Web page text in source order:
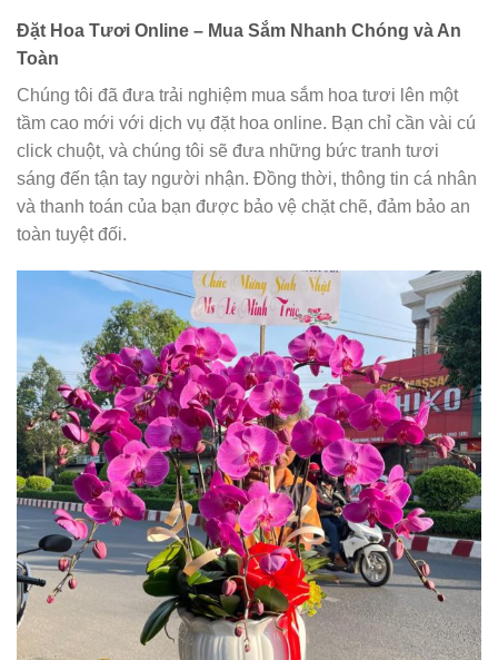
Đặt Hoa Tươi Online – Mua Sắm Nhanh Chóng và An
Toàn
Chúng tôi đã đưa trải nghiệm mua sắm hoa tươi lên một
tầm cao mới với dịch vụ đặt hoa online. Bạn chỉ cần vài cú
click chuột, và chúng tôi sẽ đưa những bức tranh tươi
sáng đến tận tay người nhận. Đồng thời, thông tin cá nhân
và thanh toán của bạn được bảo vệ chặt chẽ, đảm bảo an
toàn tuyệt đối.